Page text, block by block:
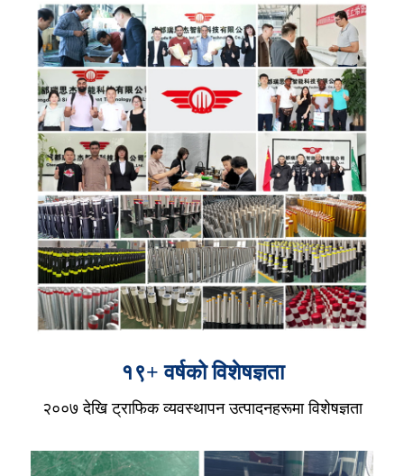
१९+ वर्षको विशेषज्ञता
२००७ देखि ट्राफिक व्यवस्थापन उत्पादनहरूमा विशेषज्ञता